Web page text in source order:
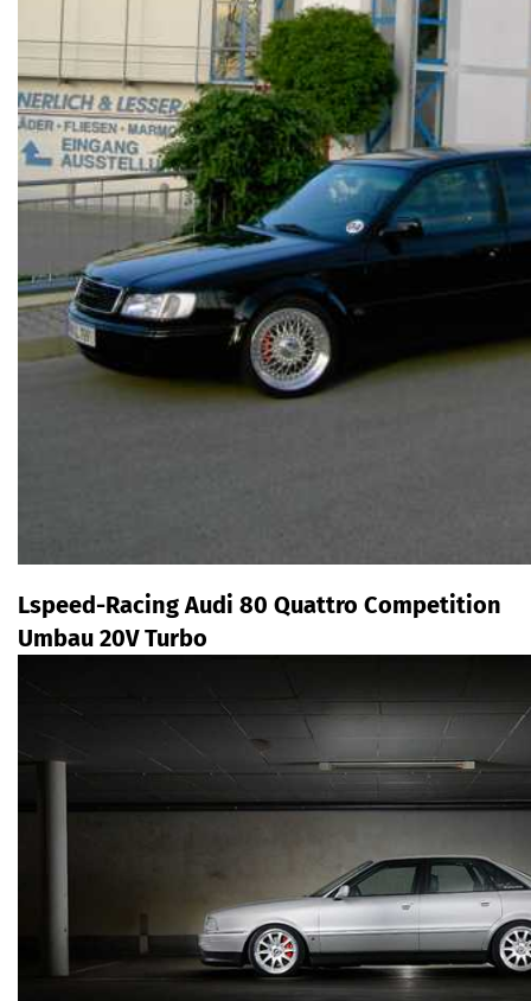
Lspeed-Racing Audi 80 Quattro Competition
Umbau 20V Turbo